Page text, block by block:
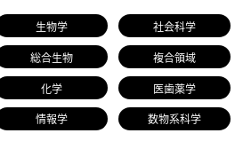
生物学 社会科学
総合生物 複合領域
化学 医歯薬学
情報学 数物系科学